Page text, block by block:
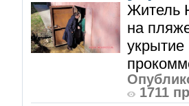
Житель
на
1711